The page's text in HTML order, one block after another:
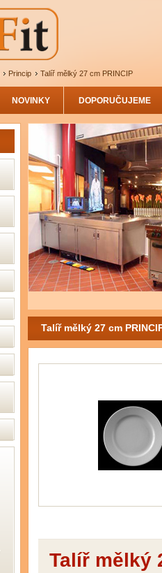
Princip Talíř mělký 27 cm PRINCIP
NOVINKY DOPORUČUJEME
Talíř mělký 27 cm
Talíř mělký